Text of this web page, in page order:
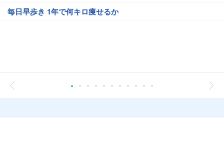
毎日早歩き 1年で何キロ痩せるか